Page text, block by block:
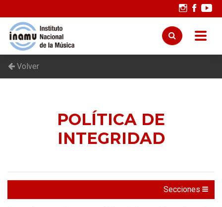
Volver
POLÍTICA DE
INTEGRIDAD
Secciones